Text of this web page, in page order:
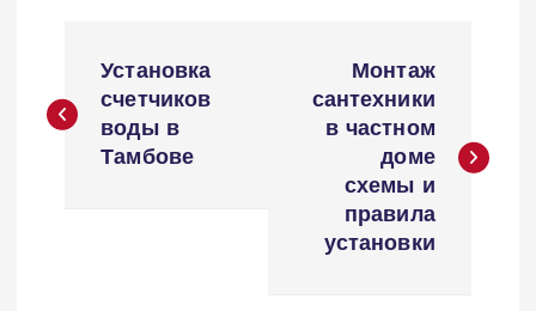
а
Установка
счетчиков
воды в
Тамбове
Монтаж
сантехники
в частном
доме
схемы и
правила
установки